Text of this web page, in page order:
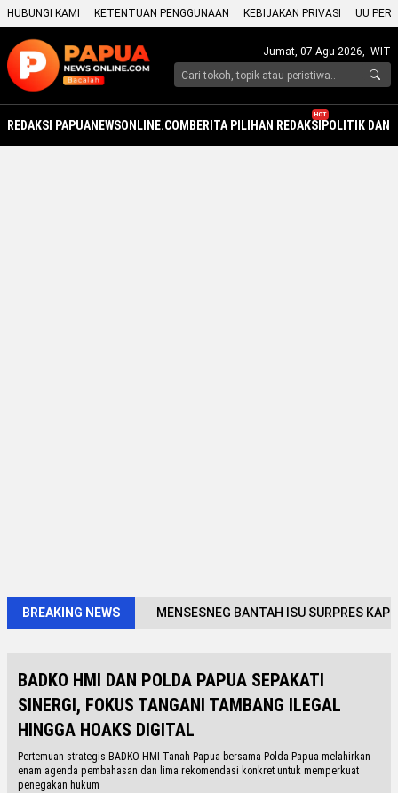
HUBUNGI KAMI KETENTUAN PENGGUNAAN KEBIJAKAN PRIVASI UU
Jumat, 07 Agu 2026, WIT
REDAKSI PAPUANEWSONLINE.COMBERITA PILIHAN REDAKSI
HOT
POLITIK DAN
BREAKING NEWS MENSESNEG BANTAH ISU SURPRES
BADKO HMI DAN POLDA PAPUA SEPAKATI
SINERGI, FOKUS TANGANI TAMBANG ILEGAL
HINGGA HOAKS DIGITAL
Pertemuan strategis BADKO HMI Tanah Papua bersama Polda Papua melahirkan
enam agenda pembahasan dan lima rekomendasi konkret untuk memperkuat
penegakan hukum